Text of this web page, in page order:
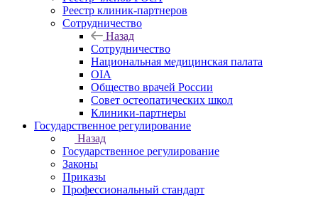
Реестр клиник-партнеров
Сотрудничество
Назад
Сотрудничество
Национальная медицинская палата
OIA
Общество врачей России
Совет остеопатических школ
Клиники-партнеры
Государственное регулирование
Назад
Государственное регулирование
Законы
Приказы
Профессиональный стандарт